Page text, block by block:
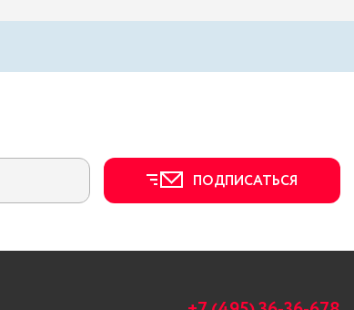
ПОДПИСАТЬСЯ